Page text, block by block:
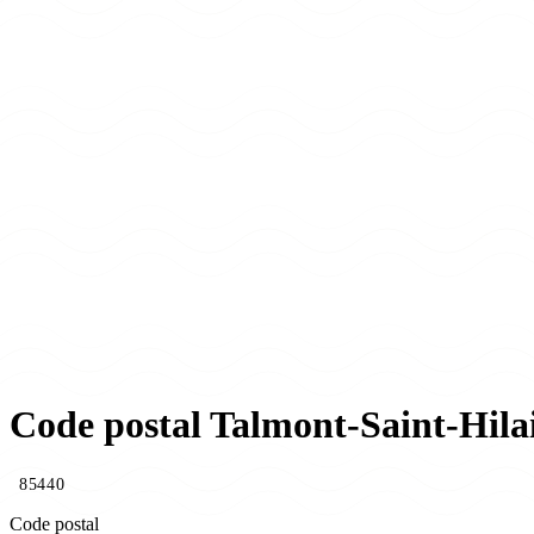
Code postal Talmont-Saint-
85440
Code postal